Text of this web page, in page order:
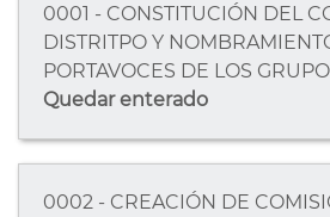
0001 - CONSTITUCIÓN DEL
DISTRITPO Y
PORTAVOCES DE LOS
Quedar enterado
0002 - CREACIÓN DE